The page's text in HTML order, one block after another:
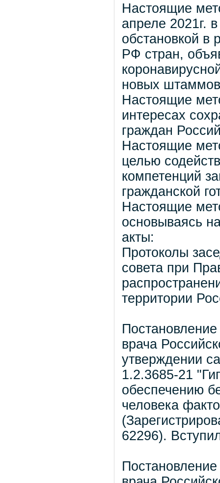
Настоящие
апреле 2021г.
обстановкой в
РФ стран,
новых
Настоящие
интересах
граждан
Настоящие
целью
компетенций
гражданской
Настоящие
основываясь
акты:
Протоколы
совета при
территории
Постановление
врача
утверждении
1.2.3685-21
обеспечению
человека
62296).
Постановление